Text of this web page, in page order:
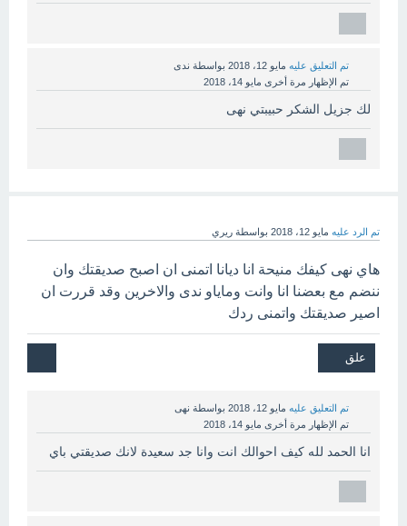
تم التعليق عليه مايو 12، 2018 بواسطة ندى
تم الإظهار مرة أخرى مايو 14، 2018
لك جزيل الشكر حبيبتي نهى
تم الرد عليه مايو 12، 2018 بواسطة ريري
هاي نهى كيفك منيحة انا ديانا اتمنى ان اصبح صديقتك وان
ننضم مع بعضنا انا وانت وماياو ندى والاخرين وقد قررت ان
اصير صديقتك واتمنى ردك
تم التعليق عليه مايو 12، 2018 بواسطة نهى
تم الإظهار مرة أخرى مايو 14، 2018
انا الحمد لله كيف احوالك انت وانا جد سعيدة لانك صديقتي باي